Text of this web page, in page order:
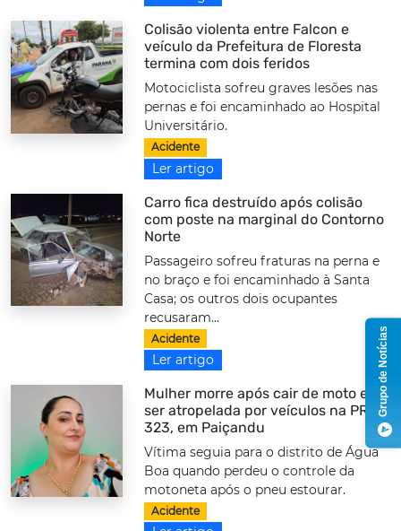
Colisão violenta entre Falcon e
veículo da Prefeitura de Floresta
termina com dois feridos
Motociclista sofreu graves lesões nas
pernas e foi encaminhado ao Hospital
Universitário.
Acidente
Ler artigo
Carro fica destruído após colisão
com poste na marginal do Contorno
Norte
Passageiro sofreu fraturas na perna e
no braço e foi encaminhado à Santa
Casa; os outros dois ocupantes
recusaram...
Acidente
Ler artigo
Mulher morre após cair de moto e
ser atropelada por veículos na PR-
323, em Paiçandu
Vítima seguia para o distrito de Água
Boa quando perdeu o controle da
motoneta após o pneu estourar.
Acidente
Grupo de Notícias